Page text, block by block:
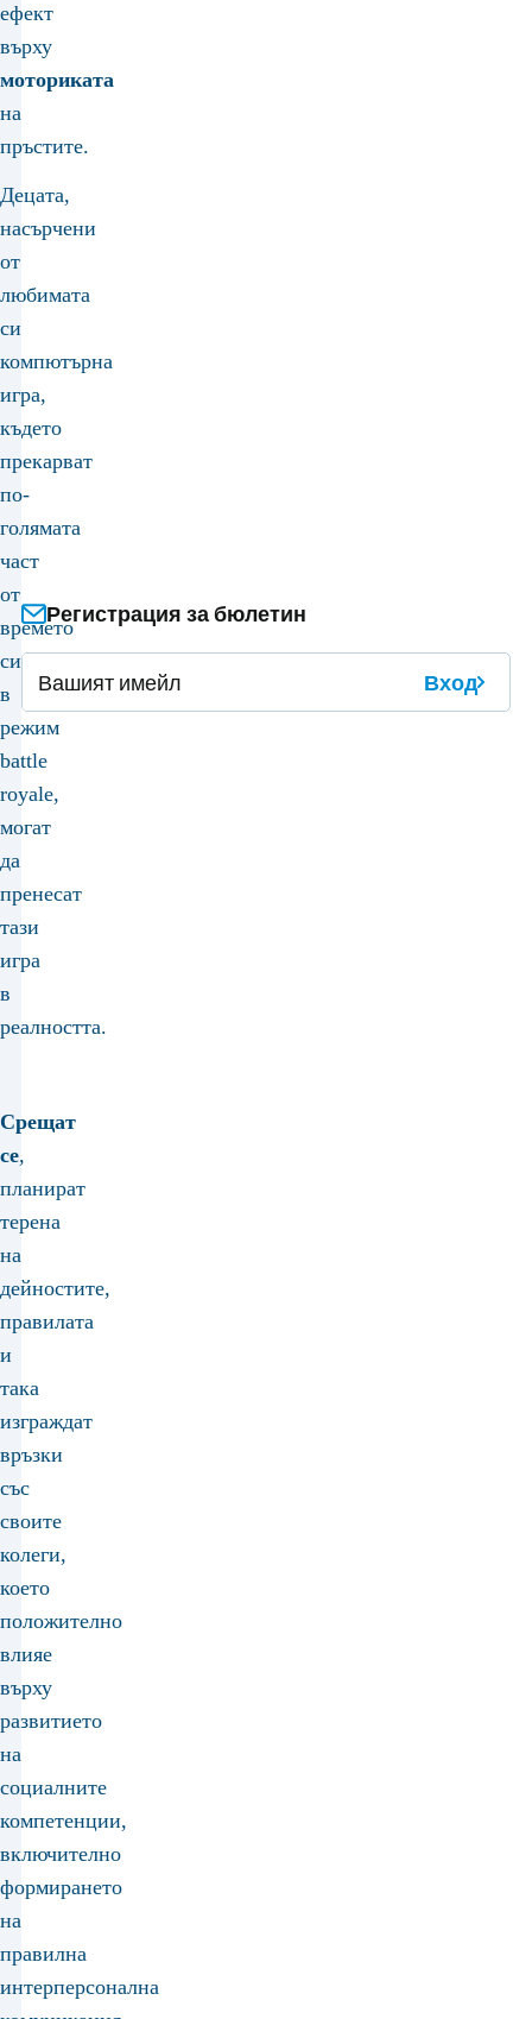
ефект
върху
моториката
на
пръстите.
Децата,
насърчени
от
любимата
си
компютърна
игра,
където
прекарват
по-
голямата
част
от
времето
си
в
режим
battle
royale,
могат
да
пренесат
тази
игра
в
реалността.
Срещат
се,
планират
терена
на
дейностите,
правилата
и
така
изграждат
връзки
със
своите
колеги,
което
положително
влияе
върху
развитието
на
социалните
компетенции,
включително
формирането
на
правилна
интерперсонална
Регистрация за бюлетин
Вход